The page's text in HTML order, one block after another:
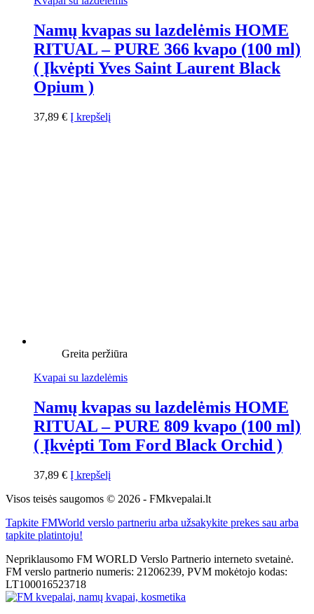
Namų kvapas su lazdelėmis HOME
RITUAL – PURE 366 kvapo (100 ml)
( Įkvėpti Yves Saint Laurent Black
Opium )
37,89 € Į krepšelį
Greita peržiūra
Kvapai su lazdelėmis
Namų kvapas su lazdelėmis HOME
RITUAL – PURE 809 kvapo (100 ml)
( Įkvėpti Tom Ford Black Orchid )
37,89 € Į krepšelį
Visos teisės saugomos © 2026 - FMkvepalai.lt
Tapkite FMWorld verslo partneriu arba užsakykite prekes sau arba
tapkite platintoju!
Nepriklausomo FM WORLD Verslo Partnerio interneto svetainė.
FM verslo partnerio numeris: 21206239, PVM mokėtojo kodas:
LT100016523718